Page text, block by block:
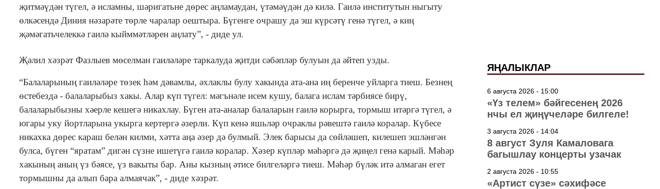
җитмәүдән түгел, ә исламны, шәригатьне дөрес аңламаудан, үтәмәүдән дә килә. Гаилә институтын ныгыту
өлкәсендә Диния нәзарәте төрле чаралар оештыра. Бүгенге очрашу да эш күрсәтү генә түгел, ә киң
җәмәгатьчелеккә гаилә кыйммәтләрен аңлату”, - диде ул.
Җәлил хәзрәт Фазлыев мөселман гаиләләре таркалуда җитди сәбәпләр булуын да әйтеп узды.
“Балаларының гаиләләре төзек һәм дәвамлы, әхлаклы булу хакында ата-ана иң беренче уйларга тиеш. Безнең
өстебездә - балаларыбыз хакы. Алар күп түгел: мәгънәле исем кушу, балага ислам тәрбиясе бирү,
балаларыбызны хәерле кешегә никахлау. Бүген ата-аналар балаларын гаилә корырга, тормыш итәргә түгел, ә
югары уку йортларына укырга кертергә әзерли. Күп кенә яшьләр очраклы рәвештә гаилә коралар. Күбесе
никахка дөрес караш белән килми, хәтта аңа әзер дә булмый. Элек барысы да сөйләшеп, килешеп эшләнгән
булса, бүген “яратам” дигән сүзне ишетүгә гаилә коралар. Хәзер күпләр мәһәргә дә җиңел генә карый. Мәһәр
хакының аның үз бәясе, үз вакыты бар. Аны кызның әтисе билгеләргә тиеш. Мәһәр бүләк итә алмаган егет
тормышны да алып бара алмаячак”, - диде хәзрәт.
ЯҢАЛЫКЛАР
6 августа 2026 - 15:00
«Үз телем» бәйгесенең 2026
нчы ел җиңүчеләре билгеле!
3 августа 2026 - 14:04
8 август Зуля Камаловага
багышлау концерты узачак
2 августа 2026 - 10:55
«Артист сүзе» сәхифәсе